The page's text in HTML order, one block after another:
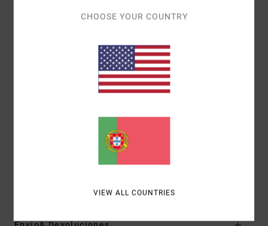
Detalhes:__ carteira com 5 bolsos e etiqueta RVCA
Rebites RVCA nos bolsos frontais
Bolsos traseiros aplicados
Construção com costura externa desfiada e borda
Presilhas invertidas
[Tecido principal] 75% algodão, 25% algodão
CHOOSE YOUR COUNTRY
VIEW ALL COUNTRIES